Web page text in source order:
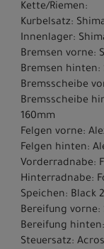
Kette/Riemen:
Kurbelsatz:
Innenlager:
Bremsen vorne:
Bremsen hinten:
Bremsscheibe
Bremsscheibe
160mm
Felgen vorne:
Felgen hinten:
Vorderradnabe:
Hinterradnabe:
Speichen: Black
Bereifung vorne:
Bereifung hinten:
Steuersatz: Acros